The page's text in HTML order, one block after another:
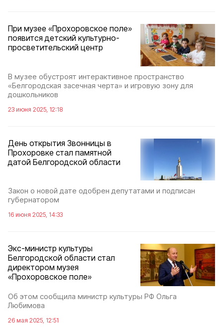
При музее «Прохоровское поле»
появится детский культурно-
просветительский центр
В музее обустроят интерактивное пространство
«Белгородская засечная черта» и игровую зону для
дошкольников
23 июня 2025, 12:18
День открытия Звонницы в
Прохоровке стал памятной
датой Белгородской области
Закон о новой дате одобрен депутатами и подписан
губернатором
16 июня 2025, 14:33
Экс-министр культуры
Белгородской области стал
директором музея
«Прохоровское поле»
Об этом сообщила министр культуры РФ Ольга
Любимова
26 мая 2025, 12:51